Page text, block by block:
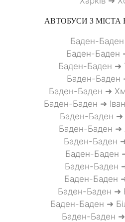
АВТОБУСИ З МІСТА
Баден-
Баден-Баден
Баден-Баден ➜
Баден-Баден
Баден-Баден ➜
Баден-Баден ➜
Баден-Баден ➜
Баден-Баден ➜
Баден-Баден
Баден-Баден
Баден-Баден
Баден-Баден
Баден-Баден ➜
Баден-Баден ➜
Баден-Баден